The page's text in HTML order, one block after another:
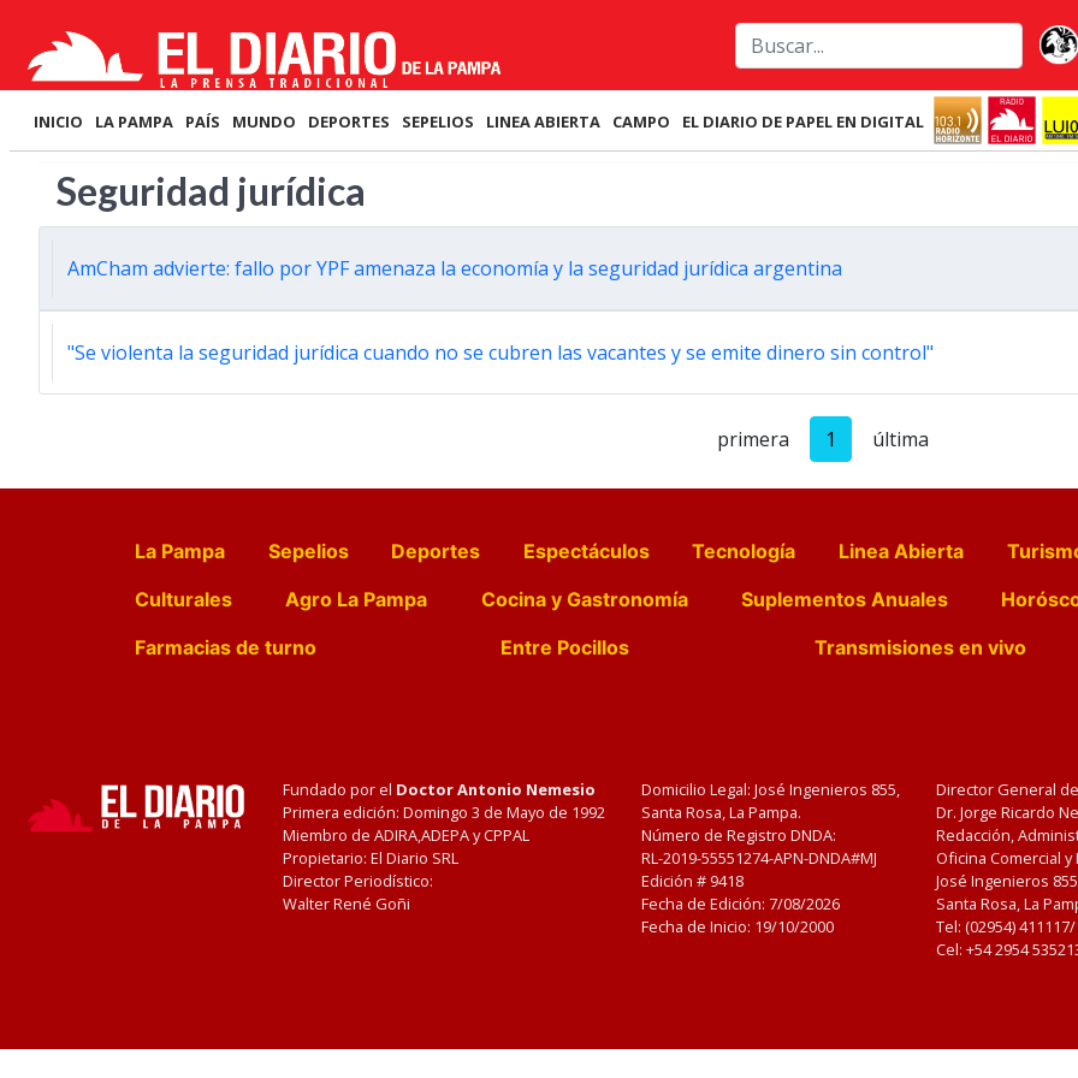
INICIO LA PAMPA PAÍS MUNDO DEPORTES SEPELIOS LINEA ABIERTA CAMPO EL DIARIO DE PAPEL EN DIGITAL
Seguridad jurídica
AmCham advierte: fallo por YPF amenaza la economía y la seguridad jurídica argentina
"Se violenta la seguridad jurídica cuando no se cubren las vacantes y se emite dinero sin control"
primera 1 última
La Pampa Sepelios Deportes Espectáculos Tecnología Linea Abierta
Culturales
Agro La Pampa Cocina y Gastronomía Suplementos Anuales
Farmacias de turno
Entre Pocillos Transmisiones en vivo
Fundado por el Doctor Antonio Nemesio
Primera edición: Domingo 3 de Mayo de 1992
Miembro de ADIRA,ADEPA y CPPAL
Propietario: El Diario SRL
Director Periodístico:
Walter René Goñi
Domicilio Legal: José Ingenieros 855,
Santa Rosa, La Pampa.
Número de Registro DNDA:
RL-2019-55551274-APN-DNDA#MJ
Edición # 9418
Fecha de Edición: 7/08/2026
Fecha de Inicio: 19/10/2000
Director General
Dr. Jorge Ricardo
Redacción,
Oficina Comercial
José Ingenieros
Santa Rosa, La
Tel: (02954)
Cel: +54 2954